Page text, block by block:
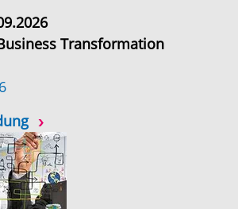
Transformation